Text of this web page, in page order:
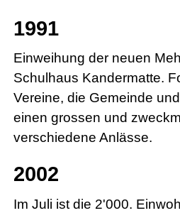
1991
Einweihung der neuen
Schulhaus Kandermatte.
Vereine, die Gemeinde
einen grossen und
verschiedene Anlässe.
2002
Im Juli ist die 2'000.